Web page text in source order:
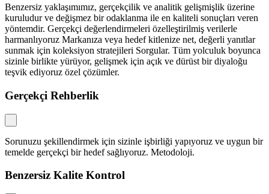
Benzersiz yaklaşımımız, gerçekçilik ve analitik gelişmişlik üzerine
kuruludur ve değişmez bir odaklanma ile en kaliteli sonuçları veren
yöntemdir. Gerçekçi değerlendirmeleri özelleştirilmiş verilerle
harmanlıyoruz Markanıza veya hedef kitlenize net, değerli yanıtlar
sunmak için koleksiyon stratejileri Sorgular. Tüm yolculuk boyunca
sizinle birlikte yürüyor, gelişmek için açık ve dürüst bir diyaloğu
teşvik ediyoruz özel çözümler.
Gerçekçi Rehberlik
Sorunuzu şekillendirmek için sizinle işbirliği yapıyoruz ve uygun bir
temelde gerçekçi bir hedef sağlıyoruz. Metodoloji.
Benzersiz Kalite Kontrol